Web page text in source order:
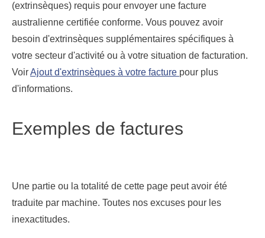
(extrinsèques) requis pour envoyer une facture
australienne certifiée conforme. Vous pouvez avoir
besoin d'extrinsèques supplémentaires spécifiques à
votre secteur d'activité ou à votre situation de facturation.
VoirAjout d'extrinsèques à votre facture pour plus
d'informations.
Exemples de factures
Une partie ou la totalité de cette page peut avoir été
traduite par machine. Toutes nos excuses pour les
inexactitudes.